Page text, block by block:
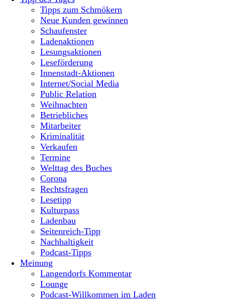
Tipps zum Schmökern
Neue Kunden gewinnen
Schaufenster
Ladenaktionen
Lesungsaktionen
Leseförderung
Innenstadt-Aktionen
Internet/Social Media
Public Relation
Weihnachten
Betriebliches
Mitarbeiter
Kriminalität
Verkaufen
Termine
Welttag des Buches
Corona
Rechtsfragen
Lesetipp
Kulturpass
Ladenbau
Seitenreich-Tipp
Nachhaltigkeit
Podcast-Tipps
Meinung
Langendorfs Kommentar
Lounge
Podcast-Willkommen im Laden